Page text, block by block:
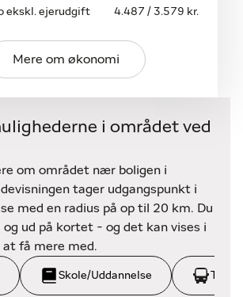
anlagt med græsarealer, terrasser,
for udeliv og afslapning. Der er
redskabsrum/drivhus.
fremvisning.
ekskl. ejerudgift
4.487 / 3.579 kr.
Mere om økonomi
i området ved
om området nær boligen i
tager udgangspunkt i
med en radius på op til 20 km. Du
og ud på kortet - og det kan vises i
få mere med.
Skole/Uddannelse